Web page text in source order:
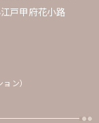
戸甲府花小路
ン）